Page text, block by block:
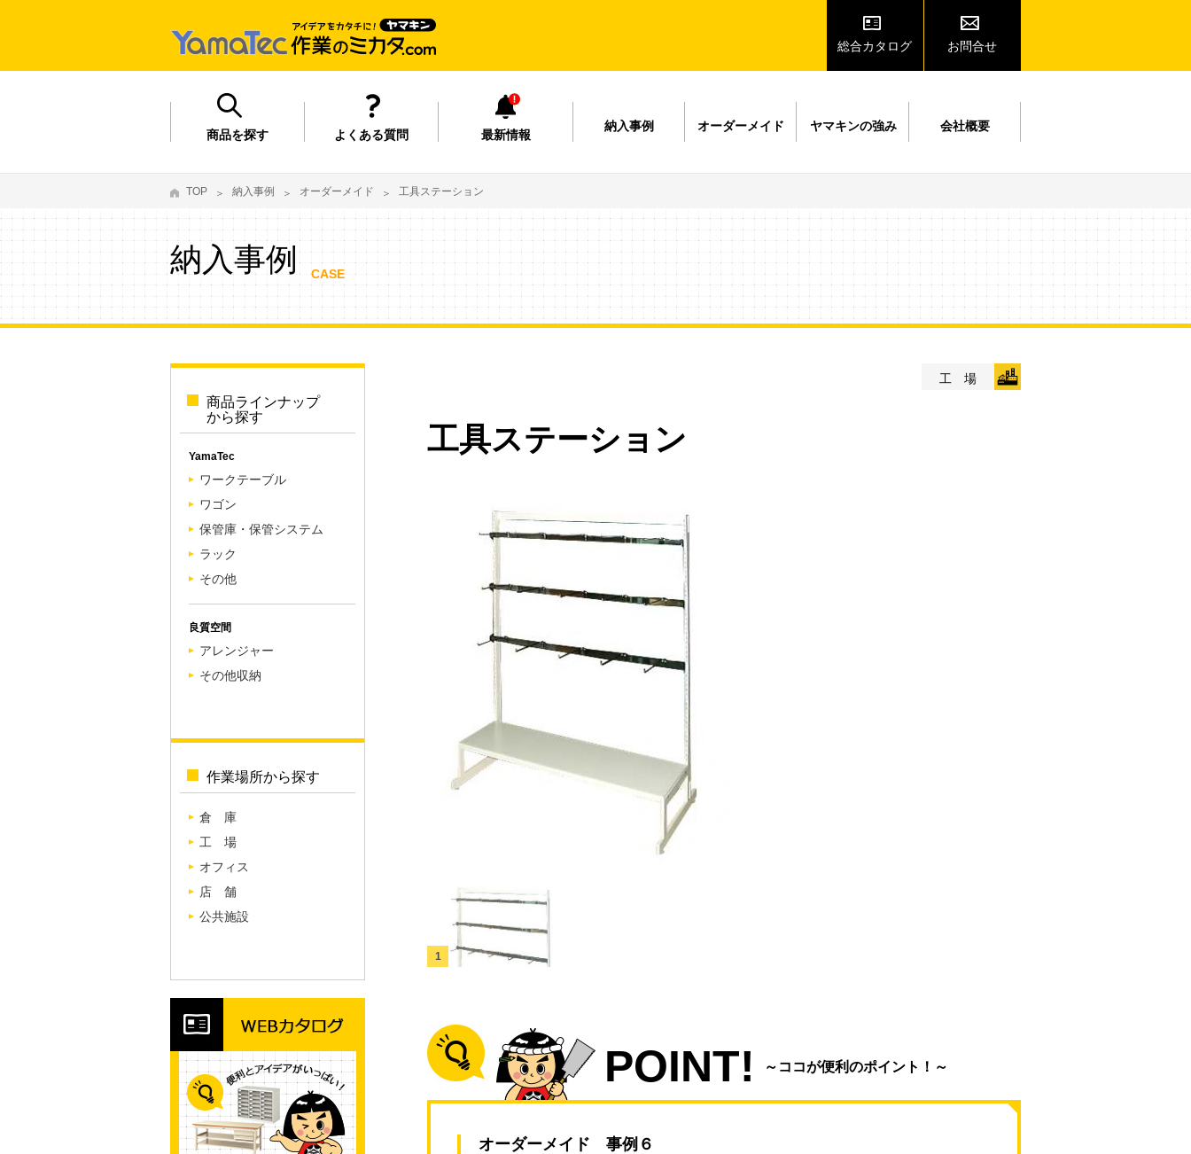
総合カタログ お問合せ
商品を探す よくある質問 最新情報
納入事例 オーダーメイド ヤマキンの強み 会社概要
TOP 納入事例 オーダーメイド 工具ステーション
納入事例 CASE
商品ラインナップ
から探す
YamaTec
ワークテーブル
ワゴン
保管庫・保管システム
ラック
その他
良質空間
アレンジャー
その他収納
作業場所から探す
倉 庫
工 場
オフィス
店 舗
公共施設
工 場
工具ステーション
POINT! ～ココが便利のポイント！～
オーダーメイド 事例６